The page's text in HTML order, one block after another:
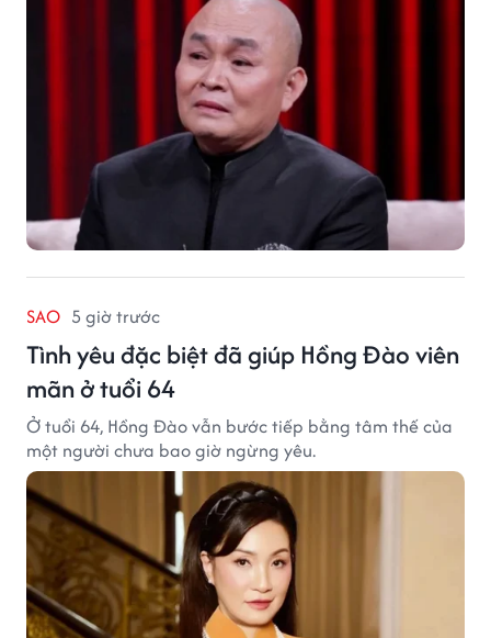
SAO 5 giờ trước
Tình yêu đặc biệt đã giúp Hồng Đào viên
mãn ở tuổi 64
Ở tuổi 64, Hồng Đào vẫn bước tiếp bằng tâm thế của
một người chưa bao giờ ngừng yêu.